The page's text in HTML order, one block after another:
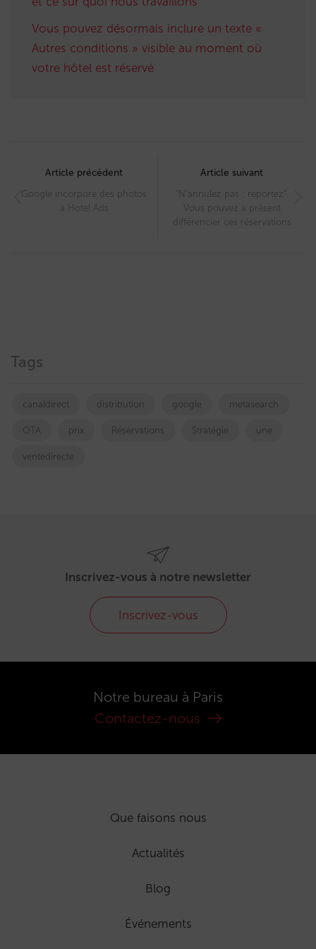
Vous pouvez désormais inclure un texte «
Autres conditions » visible au moment où
votre hôtel est réservé
navigation
Article précédent
Google incorpore des photos
à Hotel Ads
Article suivant
“N’annulez pas : reportez”.
Vous pouvez à présent
différencier ces réservations
Tags
canaldirect distribution google metasearch
OTA prix Réservations Stratégie une
ventedirecte
Inscrivez-vous à notre newsletter
Inscrivez-vous
Notre bureau à Paris
Contactez-nous
Que faisons nous
Actualités
Blog
Événements